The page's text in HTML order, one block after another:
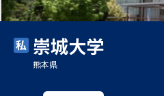
大学・短大の資料種類から請
大学パンフ
集要項＆願書
崇城大学
熊本県